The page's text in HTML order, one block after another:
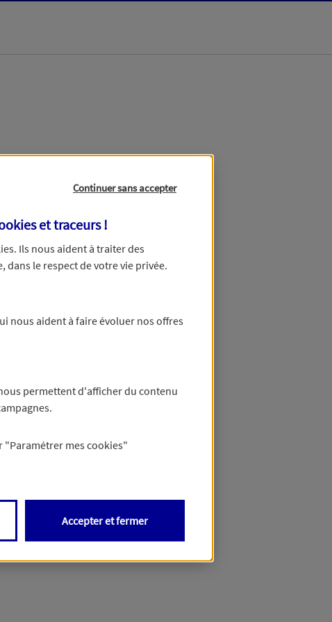
Continuer sans accepter
et traceurs!
. Ils nous aident à traiter des
le respect de votre vie privée.
nous aident à faire évoluer nos offres
permettent d'afficher du contenu
"Paramétrer mes cookies"
Accepter et fermer